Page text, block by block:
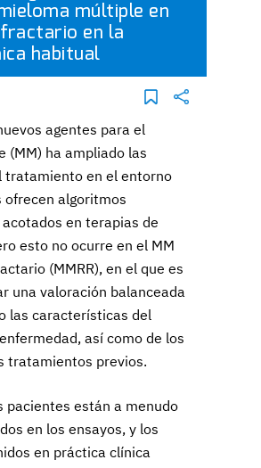
múltiple en
en la
habitual
agentes para el
(MM) ha ampliado las
tratamiento en el entorno
ofrecen algoritmos
en terapias de
esto no ocurre en el MM
(MMRR), en el que es
una valoración balanceada
las características del
así como de los
tratamientos previos.
pacientes están a menudo
en los ensayos, y los
en práctica clínica